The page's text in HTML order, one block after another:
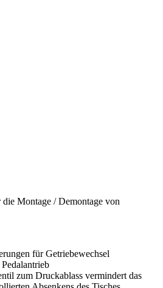
Montage / Demontage von
für Getriebewechsel
zum Druckablass vermindert das